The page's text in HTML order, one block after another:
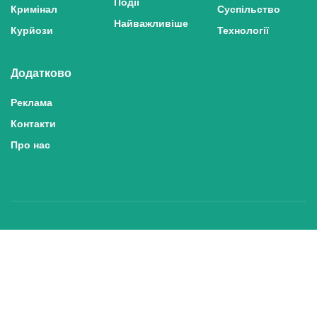
Кримінал
Курйози
Найважливіше
Суспільство
Технології
Додатково
Реклама
Контакти
Про нас
Політика конфіденційності та захисту персональних даних